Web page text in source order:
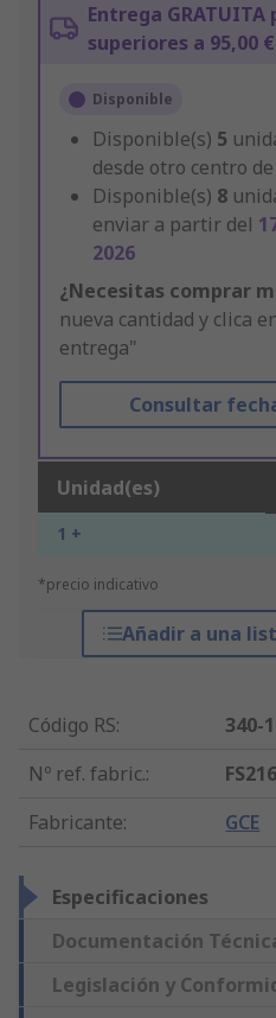
Entrega GRATUITA
superiores a 95,00 €
Disponible
Disponible(s) 5
desde otro centro
Disponible(s) 8
enviar a partir del
2026
¿Necesitas comprar
nueva cantidad y clica
entrega"
Consultar
Unidad(es)
1 +
*precio indicativo
Añadir a una
Código RS:
340-
Nº ref. fabric.:
Fabricante: GCE
Especificaciones
Documentación
Legislación y